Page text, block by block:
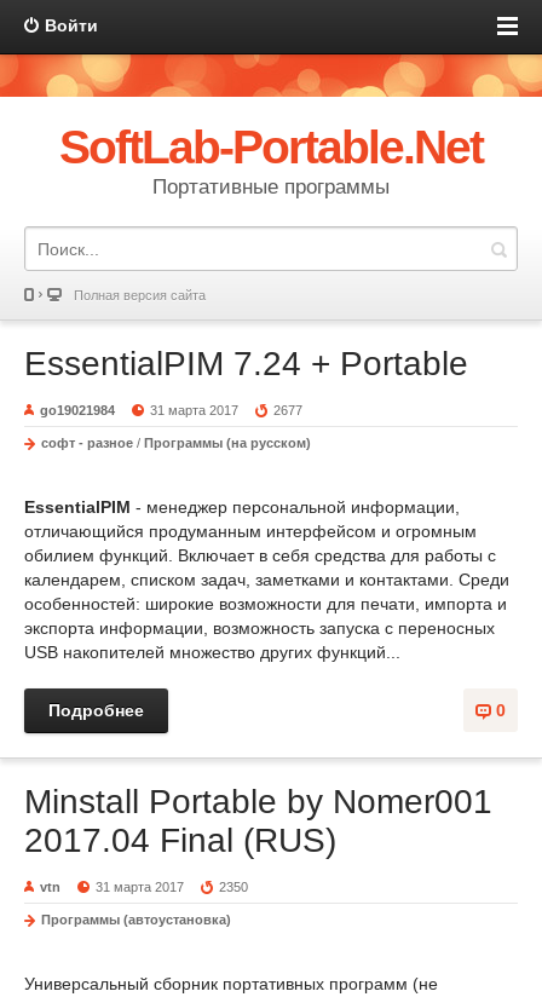
Войти
SoftLab-Portable.Net
Портативные программы
Полная версия сайта
EssentialPIM 7.24 + Portable
go19021984 31 марта 2017 2677
софт - разное / Программы (на русском)
EssentialPIM - менеджер персональной информации,
отличающийся продуманным интерфейсом и огромным
обилием функций. Включает в себя средства для работы с
календарем, списком задач, заметками и контактами. Среди
особенностей: широкие возможности для печати, импорта и
экспорта информации, возможность запуска с переносных
USB накопителей множество других функций...
0
Подробнее
Minstall Portable by Nomer001
2017.04 Final (RUS)
vtn 31 марта 2017 2350
Программы (автоустановка)
Универсальный сборник портативных программ (не